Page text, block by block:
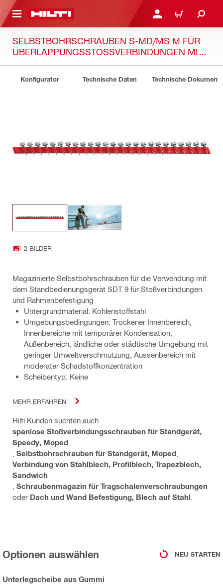
ANMELDEN ODER
WARENKORB
SELBSTBOHRSCHRAUBEN S-MD/MS M FÜR
ÜBERLAPPUNGSSTOSSVERBINDUNGEN MIT D
Konfigurator Technische Daten Technische Dokumente
2 BILDER
Magazinierte Selbstbohrschrauben für die Verwendung mit
dem Standbedienungsgerät SDT 9 für Stoßverbindungen
und Rahmenbefestigung
Untergrundmaterial: Kohlenstoffstahl
Umgebungsbedingungen: Trockener Innenbereich,
Innenbereiche mit temporärer Kondensation,
Außenbereich, ländliche oder städtische Umgebung mit
geringer Umweltverschmutzung, Aussenbereich mit
moderater Schadstoffkonzentration
Scheibentyp: Keine
MEHR ERFAHREN
Hilti Kunden suchten auch
spanlose Stoßverbindungsschrauben für Standgerät,
Speedy, Moped
Selbstbohrschrauben für Standgerät, Moped
Verbindung von Stahlblech, Profilblech, Trapezblech,
Sandwich
Schraubenmagazin für Tragschalenverschraubungen
oder Dach und Wand Befestigung, Blech auf Stahl
Optionen auswählen NEU STARTEN
Unterlegscheibe aus Gummi